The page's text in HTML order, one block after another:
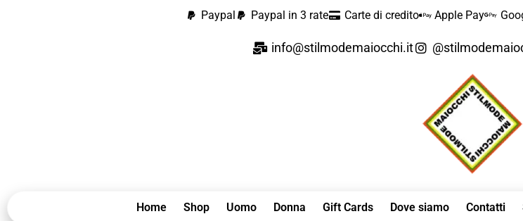
Paypal Paypal in 3 rate Carte di credito Apple Pay
info@stilmodemaiocchi.it
Home Shop Uomo Donna Gift Cards Dove siamo Contatti